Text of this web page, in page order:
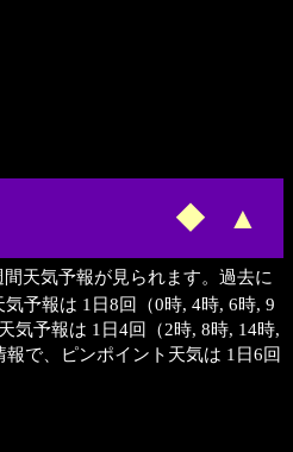
◆ ▲
天気予報が見られます。過去に
予報は 1日8回（0時, 4時, 6時, 9
気予報は 1日4回（2時, 8時, 14時,
報で、ピンポイント天気は 1日6回